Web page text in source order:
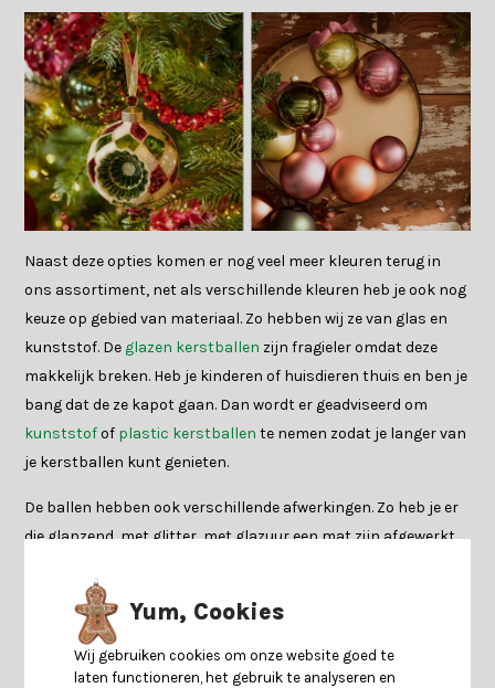
Naast deze opties komen er nog veel meer kleuren terug in
ons assortiment, net als verschillende kleuren heb je ook nog
keuze op gebied van materiaal. Zo hebben wij ze van glas en
kunststof. De glazen kerstballen zijn fragieler omdat deze
makkelijk breken. Heb je kinderen of huisdieren thuis en ben je
bang dat de ze kapot gaan. Dan wordt er geadviseerd om
kunststofof plastic kerstballen te nemen zodat je langer van
je kerstballen kunt genieten.
De ballen hebben ook verschillende afwerkingen. Zo heb je er
die glanzend, met glitter, met glazuur een mat zijn afgewerkt.
een set. De verschillende afwerkingen zijn dus zeker makkelijk
te combineren.
Onze kerstballensets
Yum, Cookies
Wij gebruiken cookies om onze website goed te
laten functioneren, het gebruik te analyseren en